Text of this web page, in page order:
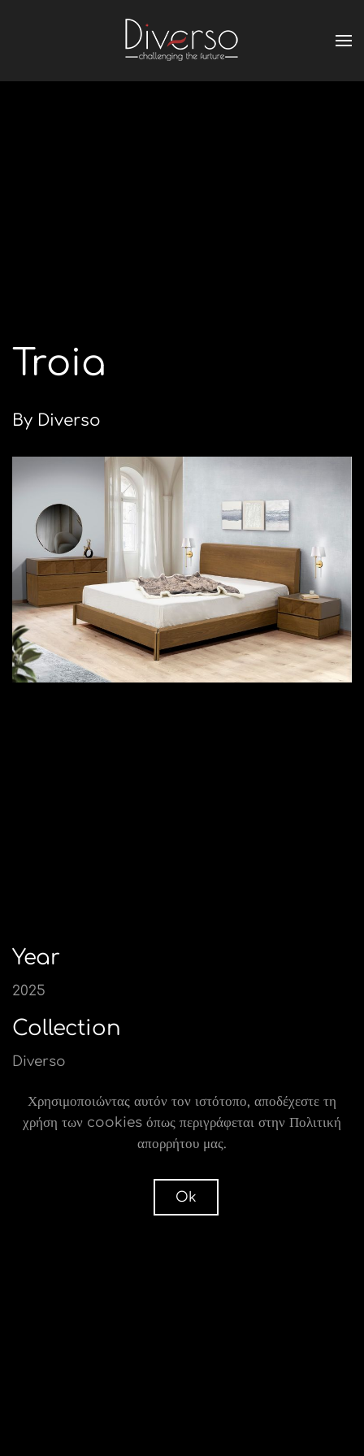
Troia
By Diverso
Year
2025
Collection
Diverso
Pillow
Χρησιμοποιώντας αυτόν τον ιστότοπο, αποδέχεστε τη
χρήση των cookies όπως περιγράφεται στην Πολιτική
απορρήτου μας.
Ok